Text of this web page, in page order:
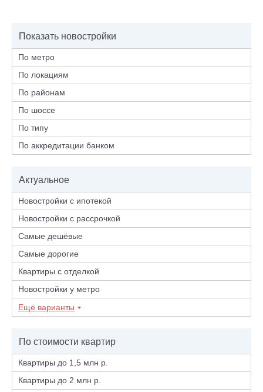
Показать новостройки
По метро
По локациям
По районам
По шоссе
По типу
По аккредитации банком
Актуальное
Новостройки с ипотекой
Новостройки с рассрочкой
Самые дешёвые
Самые дорогие
Квартиры с отделкой
Новостройки у метро
Ещё варианты
По стоимости квартир
Квартиры до 1,5 млн р.
Квартиры до 2 млн р.